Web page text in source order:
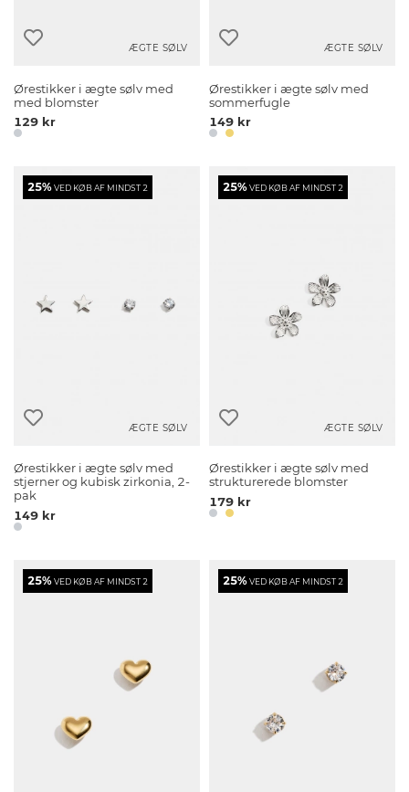
ÆGTE SØLV
Ørestikker i ægte sølv med
med blomster
129 kr
ÆGTE SØLV
Ørestikker i ægte sølv med
sommerfugle
149 kr
25%VED KØB AF MINDST 2
ÆGTE SØLV
Ørestikker i ægte sølv med
stjerner og kubisk zirkonia, 2-
pak
149 kr
25%VED KØB AF MINDST 2
ÆGTE SØLV
Ørestikker i ægte sølv med
strukturerede blomster
179 kr
25%VED KØB AF MINDST 2 25%VED KØB AF MINDST 2